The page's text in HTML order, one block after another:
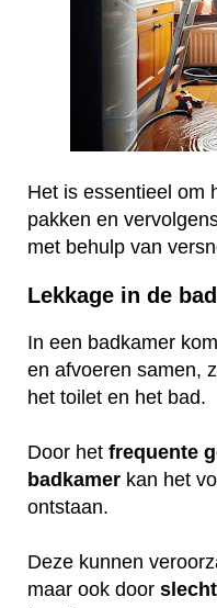
Het is essentieel om
pakken en
met behulp van
Lekkage in de
In een badkamer
en afvoeren samen,
het toilet en het bad.
Door het frequente
badkamer kan het
ontstaan.
Deze kunnen
maar ook door slecht